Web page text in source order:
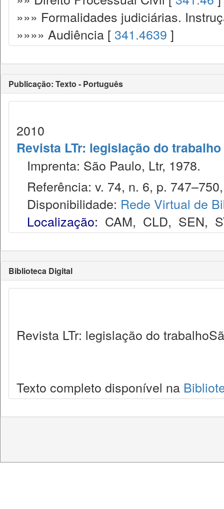
»»» Formalidades judiciárias.
»»»» Audiência [ 341.4639 ]
Publicação: Texto - Português
2010
Revista LTr: legislação do trabalho
Imprenta: São Paulo, Ltr, 1978.
Referência: v. 74, n. 6, p.
Disponibilidade: Rede Virtual de
Localização: CAM, CLD, SEN,
Biblioteca Digital
Revista LTr: legislação do
Texto completo disponível na